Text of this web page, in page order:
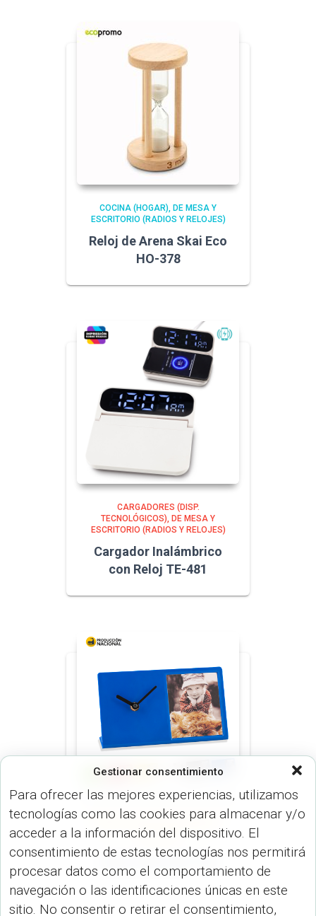
Gestionar consentimiento
Para ofrecer las mejores experiencias, utilizamos
tecnologías como las cookies para almacenar y/o
acceder a la información del dispositivo. El
consentimiento de estas tecnologías nos permitirá
procesar datos como el comportamiento de
navegación o las identificaciones únicas en este
sitio. No consentir o retirar el consentimiento,
COCINA (HOGAR) DE MESA Y
ESCRITORIO (RADIOS Y RELOJES)
Reloj de Arena Skai Eco
HO-378
CARGADORES (DISP.
TECNOLÓGICOS)
DE MESA Y
ESCRITORIO (RADIOS Y RELOJES)
Cargador Inalámbrico
con Reloj TE-481
DE MESA Y ESCRITORIO (RADIOS Y
RELOJES)
RELOJES (RADIOS Y
RELOJES)
Reloj Quincy RE-186